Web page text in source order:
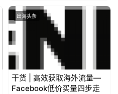
出海头条
干货 | 高效获取海外流量—
Facebook低价买量四步走